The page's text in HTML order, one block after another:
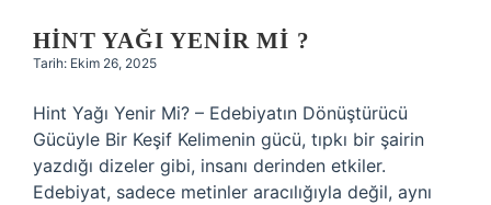
HINT YAĞI YENIR MI ?
Tarih: Ekim 26, 2025
Hint Yağı Yenir Mi? – Edebiyatın Dönüştürücü
Gücüyle Bir Keşif Kelimenin gücü, tıpkı bir şairin
yazdığı dizeler gibi, insanı derinden etkiler.
Edebiyat, sadece metinler aracılığıyla değil, aynı